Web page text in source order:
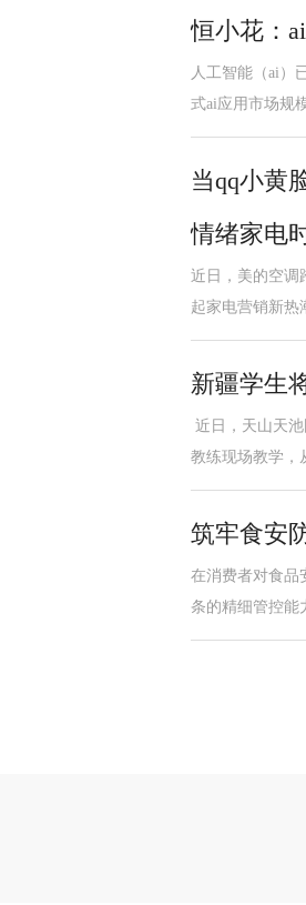
恒小花：
人工智能（ai）
式ai应用市场规
当qq小黄
情绪家电
近日，美的空调
起家电营销新热
新疆学生
近日，天山天
教练现场教学，
筑牢食安
在消费者对食品
条的精细管控能